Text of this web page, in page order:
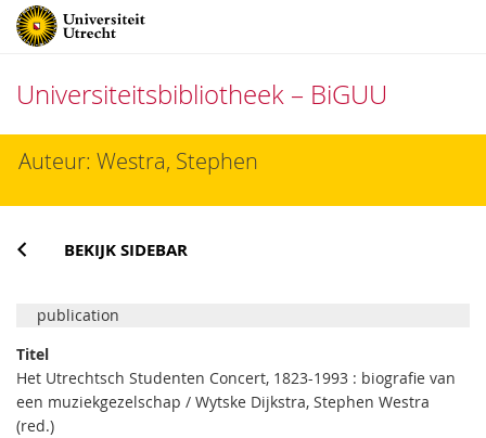
Universiteitsbibliotheek – BiGUU
naarAuteur: Westra, Stephen
BEKIJK SIDEBAR
publication
Titel
Het Utrechtsch Studenten Concert, 1823-1993 : biografie van
een muziekgezelschap / Wytske Dijkstra, Stephen Westra
(red.)